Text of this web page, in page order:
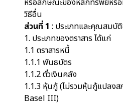
วิธีอื่น
ส่วนที่ 1 : ประเภทและคุณสมบัติ
1. ประเภทของตราสาร ได้แก่
1.1 ตราสารหนี้
1.1.1 พันธบัตร
1.1.2 ตั๋วเงินคลัง
1.1.3 หุ้นกู้ (ไม่รวมหุ้นกู้แปลง
Basel III)